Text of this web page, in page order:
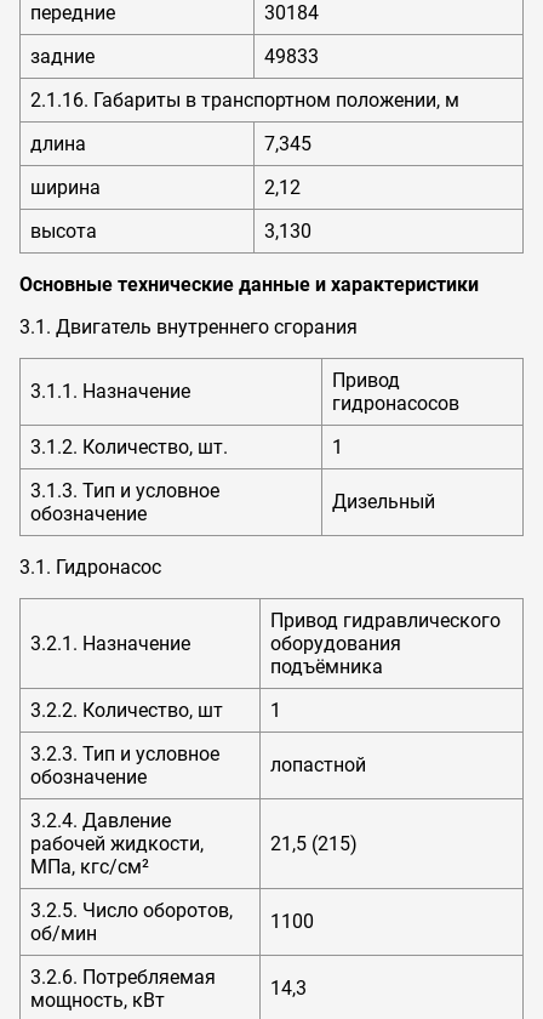
передние
30184
задние
49833
2.1.16. Габариты в транспортном положении, м
длина
7,345
ширина
2,12
высота
3,130
Основные технические данные и характеристики
3.1. Двигатель внутреннего сгорания
3.1.1. Назначение
Привод
гидронасосов
3.1.2. Количество, шт.
1
3.1.3. Тип и условное
обозначение
Дизельный
3.1. Гидронасос
3.2.1. Назначение
Привод гидравлического
оборудования
подъёмника
3.2.2. Количество, шт
1
3.2.3. Тип и условное
обозначение
лопастной
3.2.4. Давление
рабочей жидкости,
МПа, кгс/см²
21,5 (215)
3.2.5. Число оборотов,
об/мин
1100
3.2.6. Потребляемая
мощность, кВт
14,3